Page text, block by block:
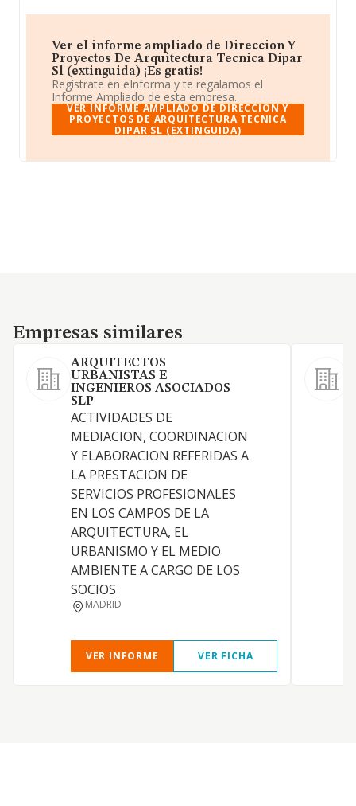
Ver el informe ampliado de Direccion Y
Proyectos De Arquitectura Tecnica Dipar
Sl (extinguida) ¡Es gratis!
Regístrate en eInforma y te regalamos el
Informe Ampliado de esta empresa.
VER INFORME AMPLIADO DE DIRECCION Y
PROYECTOS DE ARQUITECTURA TECNICA
DIPAR SL (EXTINGUIDA)
Empresas similares
Empresas similares
ARQUITECTOS
URBANISTAS E
INGENIEROS ASOCIADOS
SLP
ACTIVIDADES DE
MEDIACION, COORDINACION
Y ELABORACION REFERIDAS A
LA PRESTACION DE
SERVICIOS PROFESIONALES
EN LOS CAMPOS DE LA
ARQUITECTURA, EL
URBANISMO Y EL MEDIO
AMBIENTE A CARGO DE LOS
SOCIOS
MADRID
VER INFORME VER FICHA